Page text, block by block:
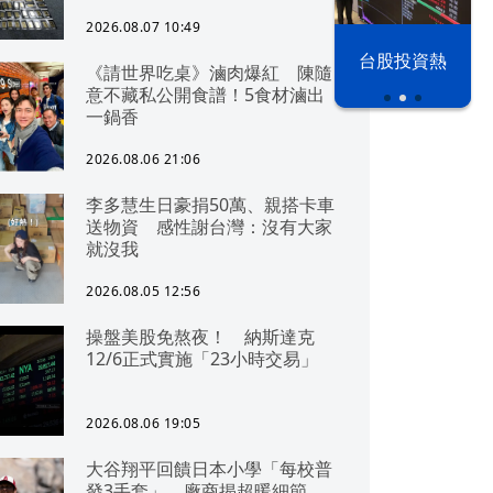
漢光42演習 台股投資熱
2026.08.07 10:49
《請世界吃桌》滷肉爆紅 陳隨
意不藏私公開食譜！5食材滷出
一鍋香
2026.08.06 21:06
李多慧生日豪捐50萬、親搭卡車
送物資 感性謝台灣：沒有大家
就沒我
2026.08.05 12:56
操盤美股免熬夜！ 納斯達克
12/6正式實施「23小時交易」
2026.08.06 19:05
大谷翔平回饋日本小學「每校普